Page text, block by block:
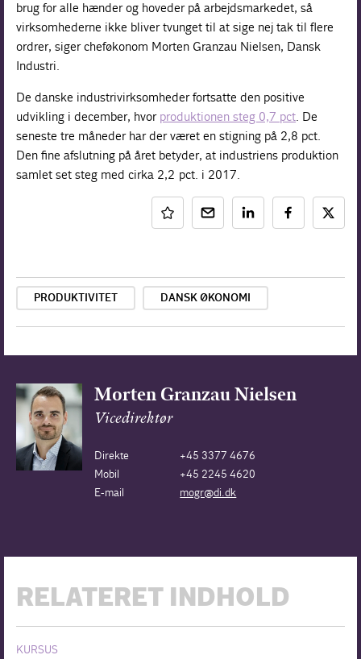
brug for alle hænder og hoveder på arbejdsmarkedet, så
virksomhederne ikke bliver tvunget til at sige nej tak til flere
ordrer, siger cheføkonom Morten Granzau Nielsen, Dansk
Industri.
De danske industrivirksomheder fortsatte den positive
udvikling i december, hvor produktionen steg 0,7 pct . De
seneste tre måneder har der været en stigning på 2,8 pct.
Den fine afslutning på året betyder, at industriens produktion
samlet set steg med cirka 2,2 pct. i 2017.
PRODUKTIVITET DANSK ØKONOMI
Morten Granzau Nielsen
Vicedirektør
Direkte
+45 3377 4676
Mobil
+45 2245 4620
E-mail
mogr@di.dk
RELATERET INDHOLD
KURSUS